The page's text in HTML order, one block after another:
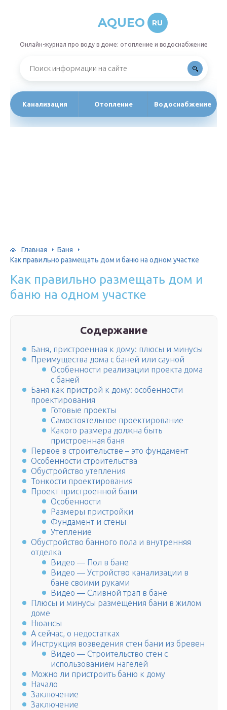
AQUEO RU
Онлайн-журнал про воду в доме: отопление и водоснабжение
Канализация Отопление Водоснабжение
Главная
Баня
Как правильно размещать дом и баню на одном участке
Как правильно размещать дом и
баню на одном участке
Содержание
Баня, пристроенная к дому: плюсы и минусы
Преимущества дома с баней или сауной
Особенности реализации проекта дома
с баней
Баня как пристрой к дому: особенности
проектирования
Готовые проекты
Самостоятельное проектирование
Какого размера должна быть
пристроенная баня
Первое в строительстве – это фундамент
Особенности строительства
Обустройство утепления
Тонкости проектирования
Проект пристроенной бани
Особенности
Размеры пристройки
Фундамент и стены
Утепление
Обустройство банного пола и внутренняя
отделка
Видео — Пол в бане
Видео — Устройство канализации в
бане своими руками
Видео — Сливной трап в бане
Плюсы и минусы размещения бани в жилом
доме
Нюансы
А сейчас, о недостатках
Инструкция возведения стен бани из бревен
Видео — Строительство стен с
использованием нагелей
Можно ли пристроить баню к дому
Начало
Заключение
Заключение